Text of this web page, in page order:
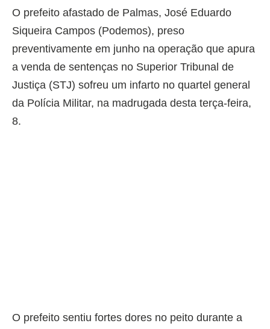
O prefeito afastado de Palmas, José Eduardo
Siqueira Campos (Podemos), preso
preventivamente em junho na operação que apura
a venda de sentenças no Superior Tribunal de
Justiça (STJ) sofreu um infarto no quartel general
da Polícia Militar, na madrugada desta terça-feira,
8.
O prefeito sentiu fortes dores no peito durante a